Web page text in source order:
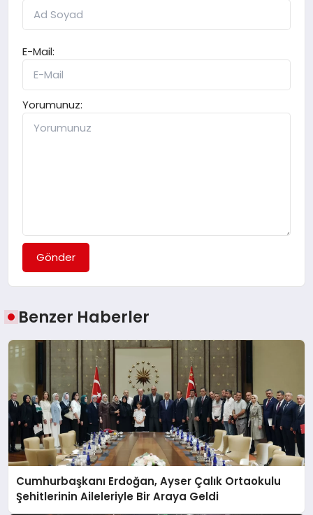
E-Mail:
Yorumunuz:
Gönder
Benzer Haberler
Cumhurbaşkanı Erdoğan, Ayser Çalık Ortaokulu
Şehitlerinin Aileleriyle Bir Araya Geldi